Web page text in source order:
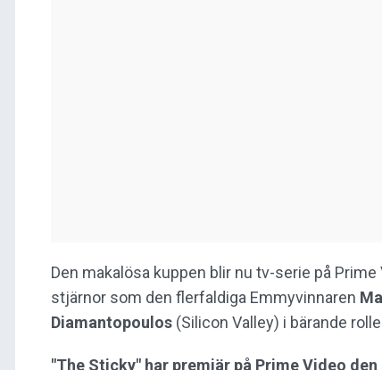
Den makalösa kuppen blir nu tv-serie på Prime
stjärnor som den flerfaldiga Emmyvinnaren
Diamantopoulos (Silicon Valley) i bärande
"The Sticky" har premiär på Prime Video den